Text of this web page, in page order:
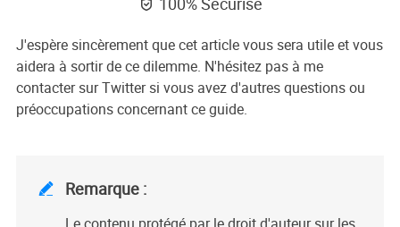

J'espère sincèrement que cet article vous sera utile et vous
aidera à sortir de ce dilemme. N'hésitez pas à me
contacter sur Twitter si vous avez d'autres questions ou
préoccupations concernant ce guide.
 Remarque :